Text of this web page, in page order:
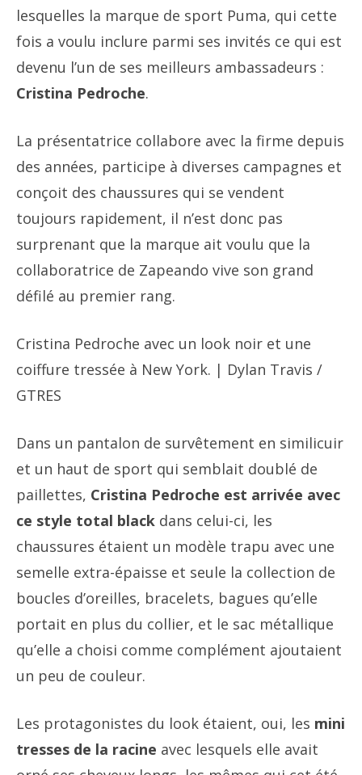
lesquelles la marque de sport Puma, qui cette
fois a voulu inclure parmi ses invités ce qui est
devenu l’un de ses meilleurs ambassadeurs :
Cristina Pedroche.
La présentatrice collabore avec la firme depuis
des années, participe à diverses campagnes et
conçoit des chaussures qui se vendent
toujours rapidement, il n’est donc pas
surprenant que la marque ait voulu que la
collaboratrice de Zapeando vive son grand
défilé au premier rang.
Cristina Pedroche avec un look noir et une
coiffure tressée à New York. | Dylan Travis /
GTRES
Dans un pantalon de survêtement en similicuir
et un haut de sport qui semblait doublé de
paillettes, Cristina Pedroche est arrivée avec
ce style total black dans celui-ci, les
chaussures étaient un modèle trapu avec une
semelle extra-épaisse et seule la collection de
boucles d’oreilles, bracelets, bagues qu’elle
portait en plus du collier, et le sac métallique
qu’elle a choisi comme complément ajoutaient
un peu de couleur.
Les protagonistes du look étaient, oui, les mini
tresses de la racine avec lesquels elle avait